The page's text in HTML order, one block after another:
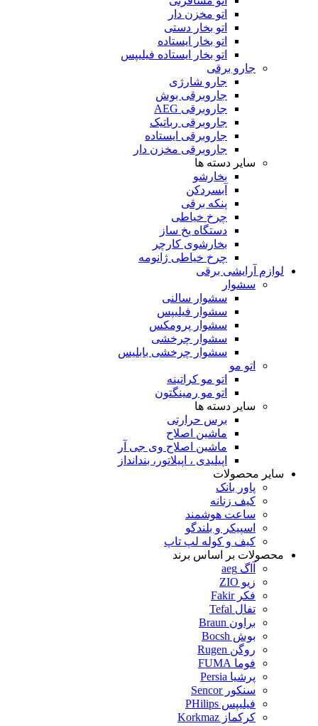
اتو مخزن دار
اتو بخار دستی
اتو بخار ایستاده
اتو بخار ایستاده فیلیپس
جارو برقی
جارو شارژی
جاروبرقی بوش
جاروبرقی AEG
جاروبرقی رباتیک
جاروبرقی ایستاده
جاروبرقی مخزن دار
سایر دسته ها
بخارشو
آبسردکن
پنکه برقی
چرخ خیاطی
دستگاه یخ ساز
بخارشوی کارچر
چرخ خیاطی ژانومه
لوازم آرایشی برقی
سشوار
سشوار سالنی
سشوار فیلیپس
سشوار پرومکس
سشوار چرخشی
سشوار چرخشی بابلیس
اتو مو
اتو مو کراتینه
اتو مو رمینگتون
سایر دسته ها
برس حرارتی
ماشین اصلاح
ماشین اصلاح وی جی آر
اپیلیدی ، اپیلاتور، بندانداز
سایر محصولات
پاور بانک
کیف زنانه
ساعت هوشمند
اسپیکر و بلندگو
کیف و کوله لپ تاپ
محصولات بر اساس برند
آاگ aeg
زیو ZIO
فکر Fakir
تفال Tefal
براون Braun
بوش Bocsh
روگن Rugen
فوما FUMA
پرشیا Persia
سنکور Sencor
فیلیپس PHilips
کرکماز Korkmaz